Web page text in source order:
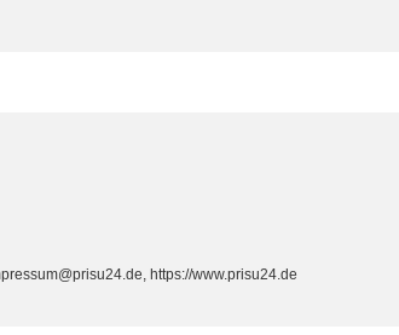
https://www.prisu24.de